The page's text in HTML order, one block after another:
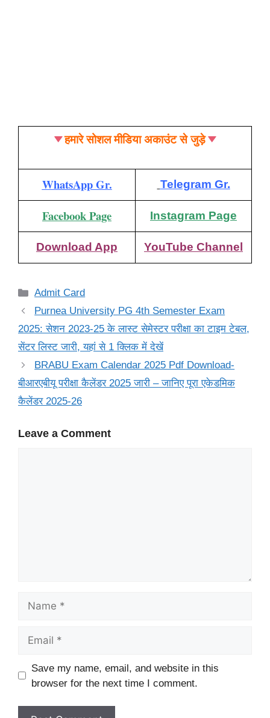
हमारे सोशल मीडिया अकाउंट से जुड़े
WhatsApp Gr. Telegram Gr.
Facebook Page Instagram Page
Download App YouTube Channel
Categories
Admit Card
Purnea University PG 4th Semester Exam
2025: सेशन 2023-25 के लास्ट सेमेस्टर परीक्षा का टाइम टेबल,
सेंटर लिस्ट जारी, यहां से 1 क्लिक में देखें
BRABU Exam Calendar 2025 Pdf Download-
बीआरएबीयू परीक्षा कैलेंडर 2025 जारी – जानिए पूरा एकेडमिक
कैलेंडर 2025-26
Leave a Comment
Website
Save my name, email, and website in this
browser for the next time I comment.